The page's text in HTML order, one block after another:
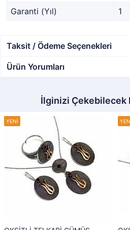
Garanti (Yıl)
1
Taksit / Ödeme Seçenekleri
Ürün Yorumları
İlginizi Çekebilecek